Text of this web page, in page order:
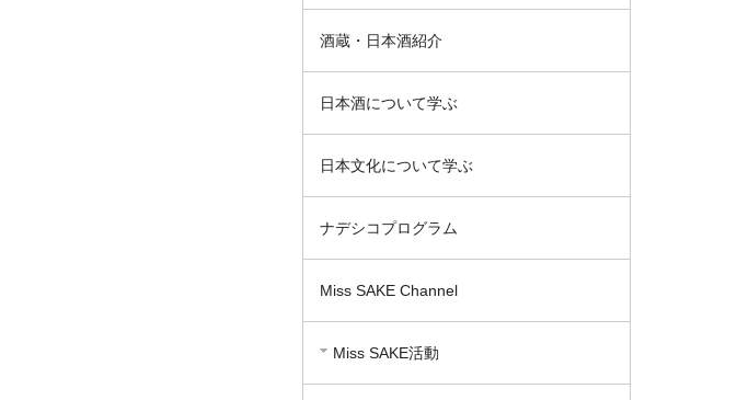
酒蔵・日本酒紹介
日本酒について学ぶ
日本文化について学ぶ
ナデシコプログラム
Miss SAKE Channel
Miss SAKE活動